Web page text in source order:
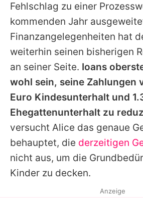
Fehlschlag zu einer
kommenden Jahr
Finanzangelegenheiten hat
weiterhin seinen bisherigen
an seiner Seite. Ioans
wohl sein, seine Zahlungen
Euro Kindesunterhalt und
Ehegattenunterhalt zu
versucht Alice das genaue
behauptet, die derzeitigen
nicht aus, um die
Kinder zu decken.
Anzeige